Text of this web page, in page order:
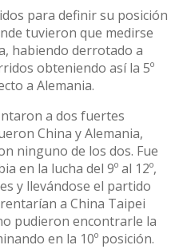
para definir su posición
tuvieron que medirse
habiendo derrotado a
obteniendo así la 5º
a Alemania.
a dos fuertes
China y Alemania,
ninguno de los dos. Fue
en la lucha del 9º al 12º,
y llevándose el partido
a China Taipei
pudieron encontrarle la
en la 10º posición.